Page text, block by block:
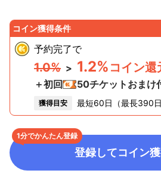
コイン獲得条件
予約完了で
1.0% > 1.2% コイン還
＋初回 50チケットおまけ
獲得目安 最短60日（最長390日
1分でかんたん登録
登録してコイン